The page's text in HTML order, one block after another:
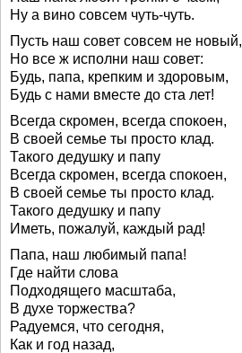
Ну а вино совсем чуть-чуть.
Пусть наш совет совсем не новый,
Но все ж исполни наш совет:
Будь, папа, крепким и здоровым,
Будь с нами вместе до ста лет!
Всегда скромен, всегда спокоен,
В своей семье ты просто клад.
Такого дедушку и папу
Всегда скромен, всегда спокоен,
В своей семье ты просто клад.
Такого дедушку и папу
Иметь, пожалуй, каждый рад!
Папа, наш любимый папа!
Где найти слова
Подходящего масштаба,
В духе торжества?
Радуемся, что сегодня,
Как и год назад,